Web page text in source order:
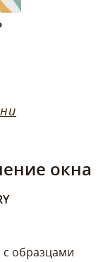
окна
с образцами